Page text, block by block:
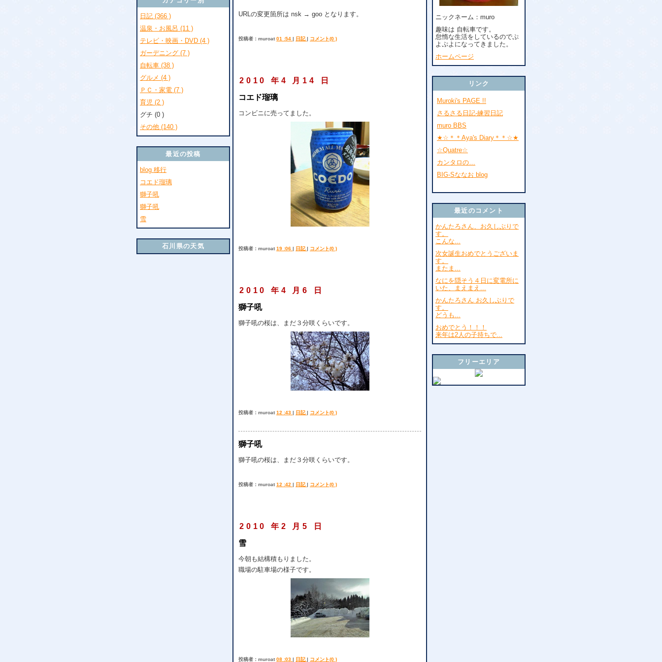
日記 (366 )
温泉・お風呂 (11 )
テレビ・映画・DVD (4 )
ガーデニング (7 )
自転車 (38 )
グルメ (4 )
ＰＣ・家電 (7 )
育児 (2 )
グチ (0 )
その他 (140 )
最近の投稿
blog 移行
コエド瑠璃
獅子吼
獅子吼
雪
石川県の天気
URLの変更箇所は nsk → goo となります。
投稿者：muroat 01 :54 | 日記| コメント(0 )
2010 年4 月14 日
コエド瑠璃
コンビニに売ってました。
投稿者：muroat19 :06 | 日記| コメント(0 )
2010 年4 月6 日
獅子吼
獅子吼の桜は、まだ３分咲くらいです。
投稿者：muroat12 :43 | 日記| コメント(0 )
獅子吼
獅子吼の桜は、まだ３分咲くらいです。
投稿者：muroat12 :42 | 日記| コメント(0 )
2010 年2 月5 日
雪
今朝も結構積もりました。
職場の駐車場の様子です。
投稿者：muroat08 :03 | 日記| コメント(0 )
ニックネーム：muro
趣味は 自転車です。
怠惰な生活をしているのでぷ
よぷよになってきました。
ホームページ
リンク
Muroki's PAGE !!
さるさる日記-練習日記
muro BBS
★☆＊＊Aya's Diary＊＊☆★
☆Quatre☆
カンタロの…
BIG-Sななお blog
最近のコメント
かんたろさん、お久しぶりで
す。
こんな...
次女誕生おめでとうございま
す。
またま...
なにを隠そう４日に変電所に
いた、まえまえ...
かんたろさん お久しぶりで
す。
どうも...
おめでとう！！！
来年は2人の子持ちで...
フリーエリア